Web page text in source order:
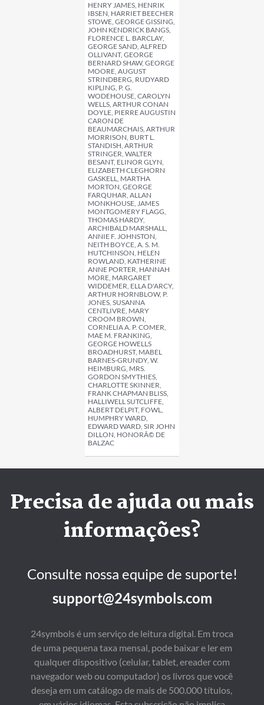
HENRY JAMES, HENRIK
IBSEN, HARRIET BEECHER
STOWE, GEORGE GISSING,
JOHN KENDRICK BANGS,
FLORENCE L. BARCLAY,
GEORGE SAND, ALFRED
OLLIVANT, GEORGE
BERNARD SHAW, GEORGE
MOORE, AUGUST
STRINDBERG, RUDYARD
KIPLING, P. G.
WODEHOUSE, CAROLYN
WELLS, ARTHUR CONAN
DOYLE, PIERRE AUGUSTIN
CARON DE
BEAUMARCHAIS, ARTHUR
MORRISON, BURT L.
STANDISH, ARTHUR
STRINGER, WALTER
BESANT, ELINOR GLYN,
ELIZABETH CLEGHORN
GASKELL, MARTHA
MORTON, GEORGE
FARQUHAR, ALLAN
MONKHOUSE, JAMES
MONTGOMERY FLAGG,
THOMAS HARDY,
ARCHIBALD MARSHALL,
ANNIE F. JOHNSTON,
NEITH BOYCE, A. S. M.
HUTCHINSON, HELEN
ROWLAND, KATHERINE
ANNE PORTER, HANNAH
MORE, MARGARET
WIDDEMER, ELLA D'ARCY,
ARTHUR HORNBLOW, P.
JONES, SUSANNA
CENTLIVRE, MARY
CROOM BROWN,
CORNELIA A. P. COMER,
MAE M. FRANKING,
GEORGE HOWELLS
BROADHURST, MABEL
BARNES-GRUNDY, W.
HEIMBURG, MRS.
GORDON SMYTHIES,
CHARLOTTE SKINNER,
FRANK CHAPMAN BLISS,
HALLIWELL SUTCLIFFE,
ALBERT DELPIT, FOWL,
HUMPHRY WARD,
EDWARD WARD, SIR JOHN
DILLON, HONORÃ© DE
BALZAC
Precisa de ajuda ou mais
informações?
Consulte nossa equipe de suporte!
support@24symbols.com
24symbols é um serviço de leitura digital. Em troca
de uma pequena taxa mensal, pode baixar e ler em
qualquer dispositivo (celular, tablet, ereader com
navegador web ou computador) os livros que você
deseja em um catálogo de mais de 500.000 títulos,